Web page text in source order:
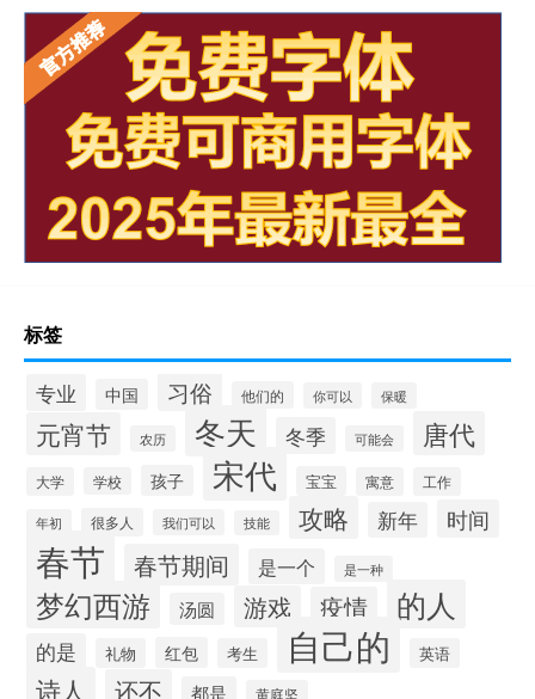
标签
专业 中国 习俗 他们的 你可以 保暖
元宵节 农历 冬天 冬季 可能会 唐代
大学 学校 孩子 宋代 宝宝 寓意 工作
年初 很多人 我们可以 技能 攻略 新年 时间
春节 春节期间 是一个 是一种
梦幻西游 汤圆 游戏 疫情 的人
的是 礼物 红包 考生 自己的 英语
诗人 还不 都是 黄庭坚